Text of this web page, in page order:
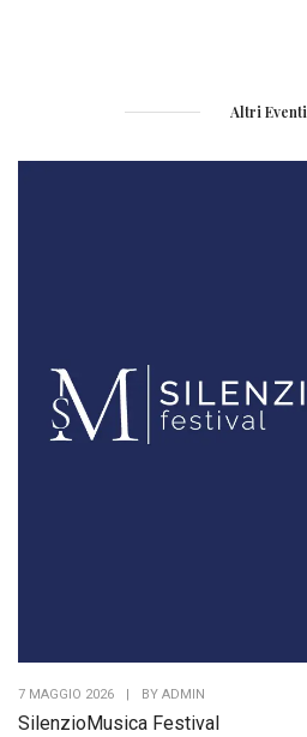
Altri Eventi
7 MAGGIO 2026 BY ADMIN
SilenzioMusica Festival